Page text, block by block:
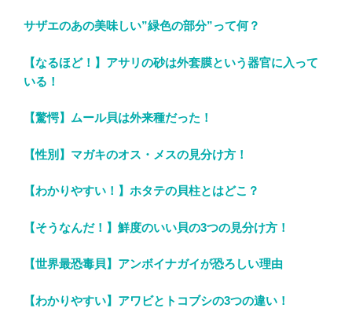
サザエのあの美味しい”緑色の部分”って何？
【なるほど！】アサリの砂は外套膜という器官に入って
いる！
【驚愕】ムール貝は外来種だった！
【性別】マガキのオス・メスの見分け方！
【わかりやすい！】ホタテの貝柱とはどこ？
【そうなんだ！】鮮度のいい貝の3つの見分け方！
【世界最恐毒貝】アンボイナガイが恐ろしい理由
【わかりやすい】アワビとトコブシの3つの違い！